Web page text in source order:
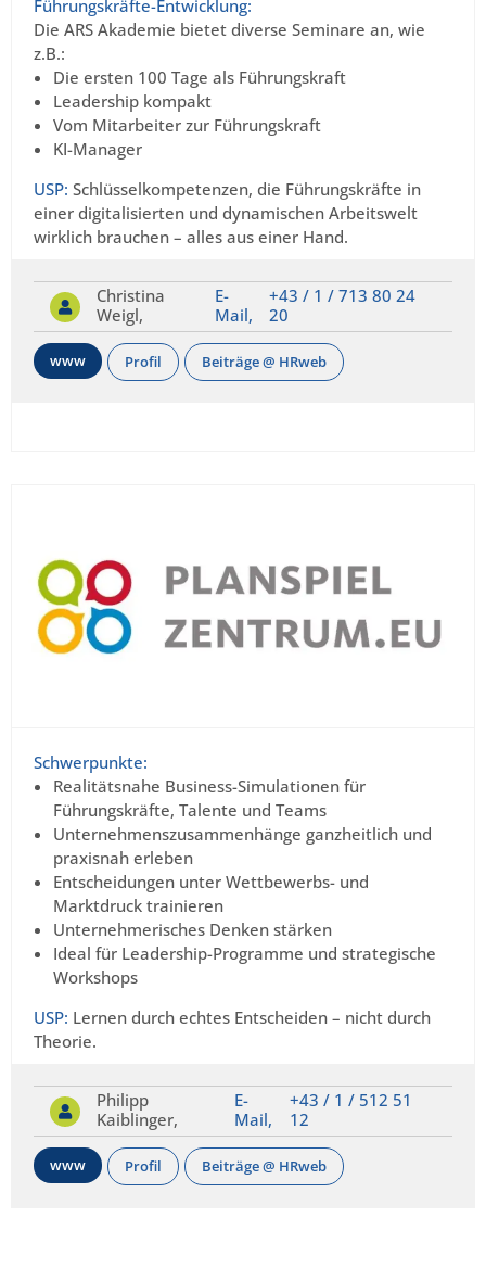
Führungskräfte-Entwicklung:
Die ARS Akademie bietet diverse Seminare an, wie
z.B.:
Die ersten 100 Tage als Führungskraft
Leadership kompakt
Vom Mitarbeiter zur Führungskraft
KI-Manager
USP: Schlüsselkompetenzen, die Führungskräfte in
einer digitalisierten und dynamischen Arbeitswelt
wirklich brauchen – alles aus einer Hand.
Christina
Weigl,
E-
Mail,
+43 / 1 / 713 80 24
20
www Profil Beiträge @ HRweb
Schwerpunkte:
Realitätsnahe Business-Simulationen für
Führungskräfte, Talente und Teams
Unternehmenszusammenhänge ganzheitlich und
praxisnah erleben
Entscheidungen unter Wettbewerbs- und
Marktdruck trainieren
Unternehmerisches Denken stärken
Ideal für Leadership-Programme und strategische
Workshops
USP: Lernen durch echtes Entscheiden – nicht durch
Theorie.
Philipp
Kaiblinger,
E-
Mail,
+43 / 1 / 512 51
12
www Profil Beiträge @ HRweb